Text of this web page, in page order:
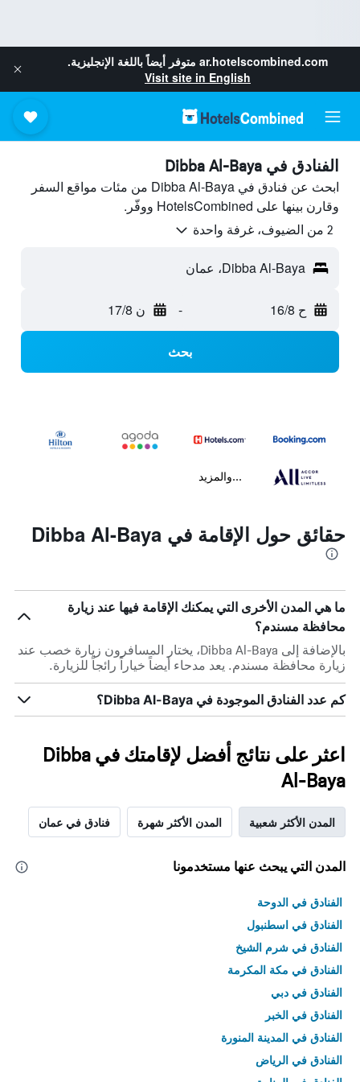
ar.hotelscombined.com متوفر أيضاً باللغة الإنجليزية.
Visit site in English
الفنادق في Dibba Al-Baya
ابحث عن فنادق في Dibba Al-Baya من مئات مواقع السفر
وقارن بينها على HotelsCombined ووفّر.
2 من الضيوف، غرفة واحدة
Dibba Al-Baya، عمان
ح 16/8 - ن 17/8
بحث
...والمزيد
حقائق حول الإقامة في Dibba Al-Baya
ما هي المدن الأخرى التي يمكنك الإقامة فيها عند زيارة
محافظة مسندم؟
بالإضافة إلى Dibba Al-Baya، يختار المسافرون زيارة خصب عند
زيارة محافظة مسندم. يعد مدحاء أيضاً خياراً رائجاً للزيارة.
كم عدد الفنادق الموجودة في Dibba Al-Baya؟
اعثر على نتائج أفضل لإقامتك في Dibba
Al-Baya
المدن الأكثر شعبية المدن الأكثر شهرة فنادق في عمان
المدن التي يبحث عنها مستخدمونا
الفنادق في الدوحة
الفنادق في اسطنبول
الفنادق في شرم الشيخ
الفنادق في مكة المكرمة
الفنادق في دبي
الفنادق في الخبر
الفنادق في المدينة المنورة
الفنادق في الرياض